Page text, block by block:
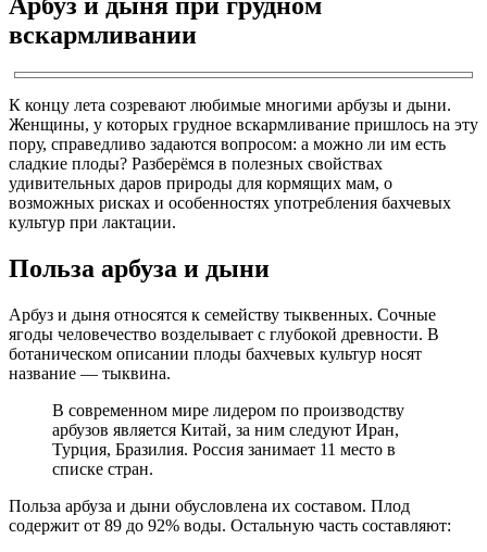
Арбуз и дыня при грудном
вскармливании
К концу лета созревают любимые многими арбузы и дыни.
Женщины, у которых грудное вскармливание пришлось на эту
пору, справедливо задаются вопросом: а можно ли им есть
сладкие плоды? Разберёмся в полезных свойствах
удивительных даров природы для кормящих мам, о
возможных рисках и особенностях употребления бахчевых
культур при лактации.
Польза арбуза и дыни
Арбуз и дыня относятся к семейству тыквенных. Сочные
ягоды человечество возделывает с глубокой древности. В
ботаническом описании плоды бахчевых культур носят
название — тыквина.
В современном мире лидером по производству
арбузов является Китай, за ним следуют Иран,
Турция, Бразилия. Россия занимает 11 место в
списке стран.
Польза арбуза и дыни обусловлена их составом. Плод
содержит от 89 до 92% воды. Остальную часть составляют: